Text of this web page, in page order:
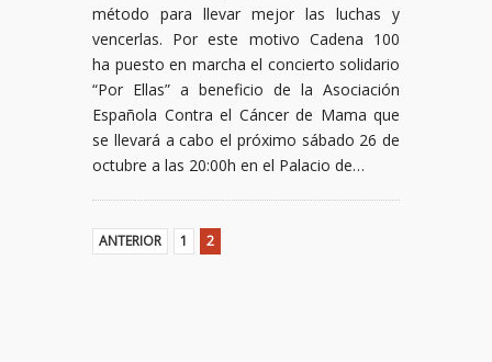
método para llevar mejor las luchas y
vencerlas. Por este motivo Cadena 100
ha puesto en marcha el concierto solidario
“Por Ellas” a beneficio de la Asociación
Española Contra el Cáncer de Mama que
se llevará a cabo el próximo sábado 26 de
octubre a las 20:00h en el Palacio de…
ANTERIOR 1 2